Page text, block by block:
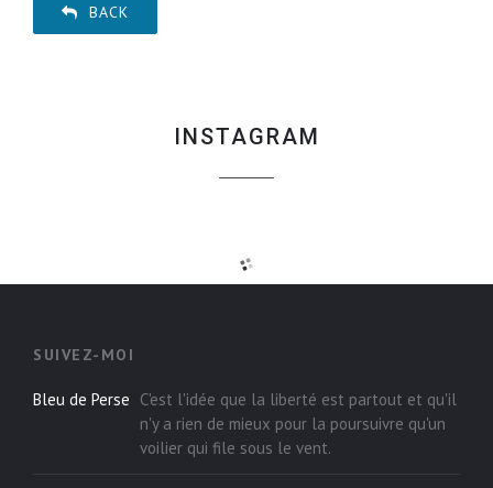
BACK
INSTAGRAM
SUIVEZ-MOI
Bleu de Perse C'est l'idée que la liberté est partout et qu'il
n'y a rien de mieux pour la poursuivre qu'un
voilier qui file sous le vent.